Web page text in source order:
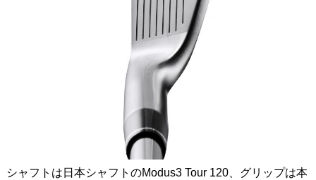
シャフトは日本シャフトのModus3 Tour 120、グリップは本